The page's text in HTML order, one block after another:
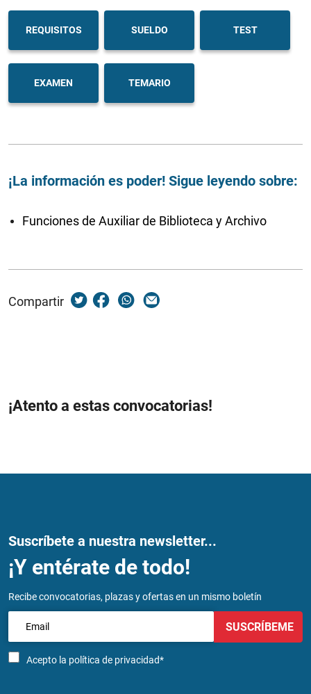
REQUISITOS SUELDO TEST
EXAMEN TEMARIO
¡La información es poder! Sigue leyendo sobre:
Funciones de Auxiliar de Biblioteca y Archivo
Compartir
¡Atento a estas convocatorias!
Suscríbete a nuestra newsletter...
¡Y entérate de todo!
Recibe convocatorias, plazas y ofertas en un mismo boletín
Acepto la política de privacidad*
SUSCRÍBEME